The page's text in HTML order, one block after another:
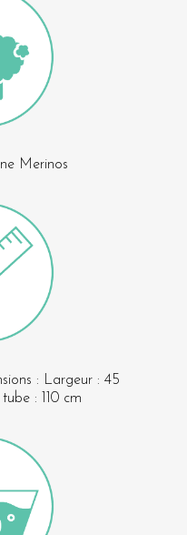
Merinos
: Largeur : 45
: 110 cm